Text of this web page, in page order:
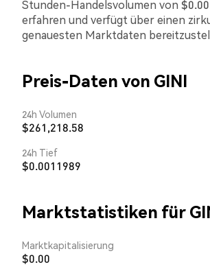
Stunden-Handelsvolumen von
erfahren und verfügt über einen
genauesten Marktdaten
Preis-Daten von GINI
24h Volumen
$261,218.58
24h Tief
$0.0011989
Marktstatistiken für
Marktkapitalisierung
$0.00